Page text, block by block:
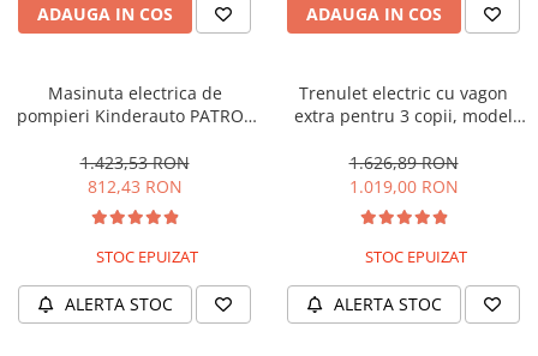
ADAUGA IN COS ADAUGA IN COS
Masinuta electrica de
pompieri Kinderauto PATROL
1.423,53 RON
812,43 RON
STOC EPUIZAT
ALERTA STOC
Trenulet electric cu vagon
extra pentru 3 copii, model
music player, albastru
1.626,89 RON
1.019,00 RON
STOC EPUIZAT
ALERTA STOC